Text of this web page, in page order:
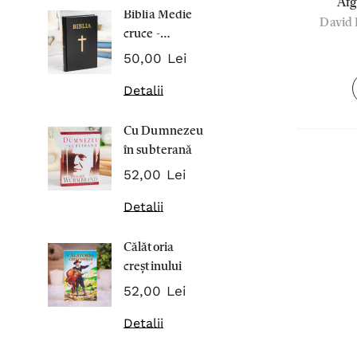
Biblia Medie
cruce -
Cartonata 063
50,00 Lei
Detalii
Cu Dumnezeu
în subterană
52,00 Lei
Detalii
Călătoria
creștinului
52,00 Lei
Detalii
Inima
David